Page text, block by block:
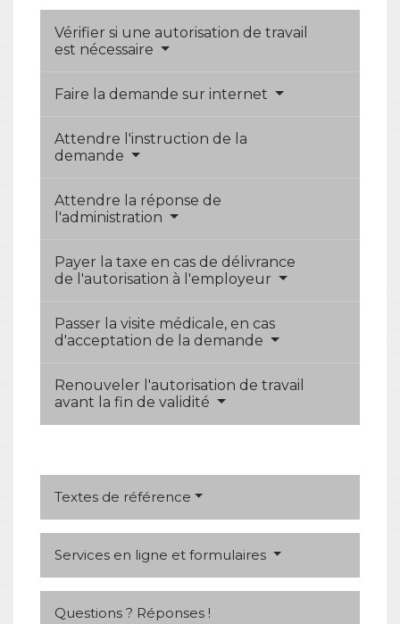
Vérifier si une autorisation de travail
est nécessaire
Faire la demande sur internet
Attendre l'instruction de la
demande
Attendre la réponse de
l'administration
Payer la taxe en cas de délivrance
de l'autorisation à l'employeur
Passer la visite médicale, en cas
d'acceptation de la demande
Renouveler l'autorisation de travail
avant la fin de validité
Textes de référence
Services en ligne et formulaires
Questions ? Réponses !